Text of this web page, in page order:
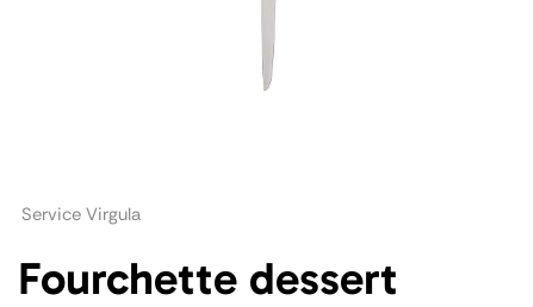
Service Virgula
Fourchette dessert